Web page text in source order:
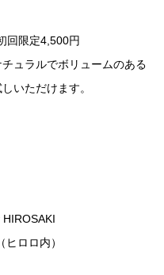
回限定4,500円
ュラルでボリュームのある
いただけます。
ロロ内）